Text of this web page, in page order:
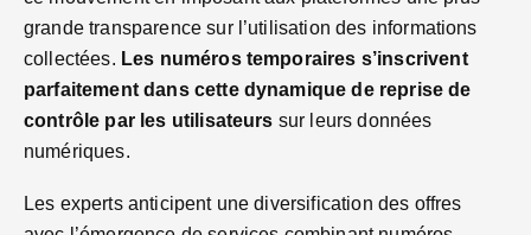
grande transparence sur l’utilisation des informations
collectées. Les numéros temporaires s’inscrivent
parfaitement dans cette dynamique de reprise de
contrôle par les utilisateurs sur leurs données
numériques.
Les experts anticipent une diversification des offres